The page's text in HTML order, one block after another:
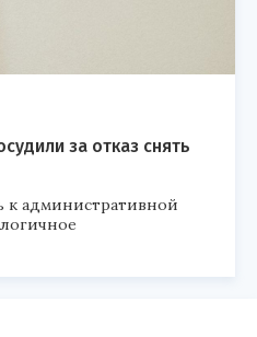
за отказ снять
к административной